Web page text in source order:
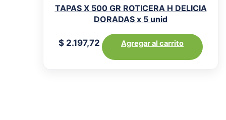
TAPAS X 500 GR ROTICERA H DELICIA
DORADAS x 5 unid
$ 2.197,72 Agregar al carrito